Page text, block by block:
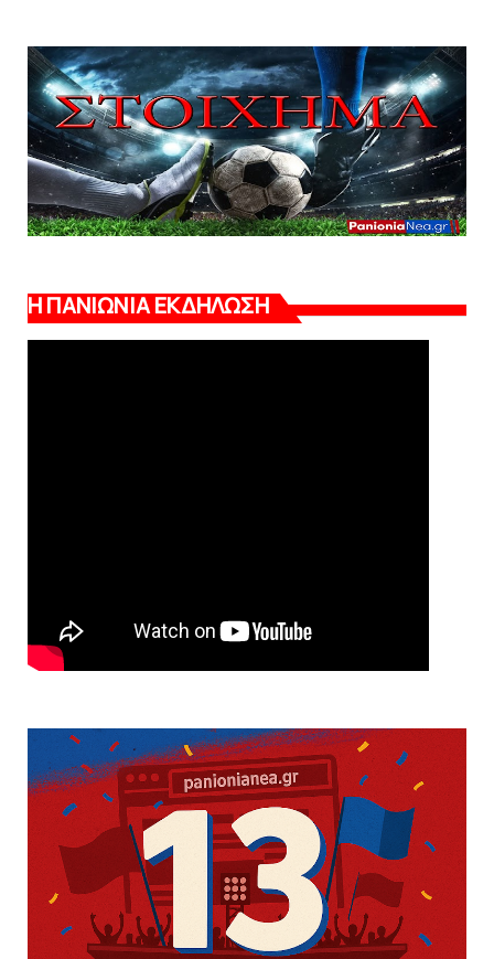
Η ΠΑΝΙΩΝΙΑ ΕΚΔΗΛΩΣΗ